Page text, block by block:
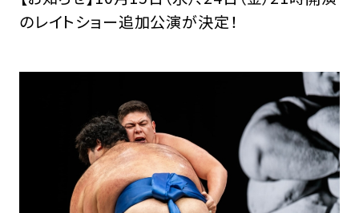
のレイトショー追加公演が決定！